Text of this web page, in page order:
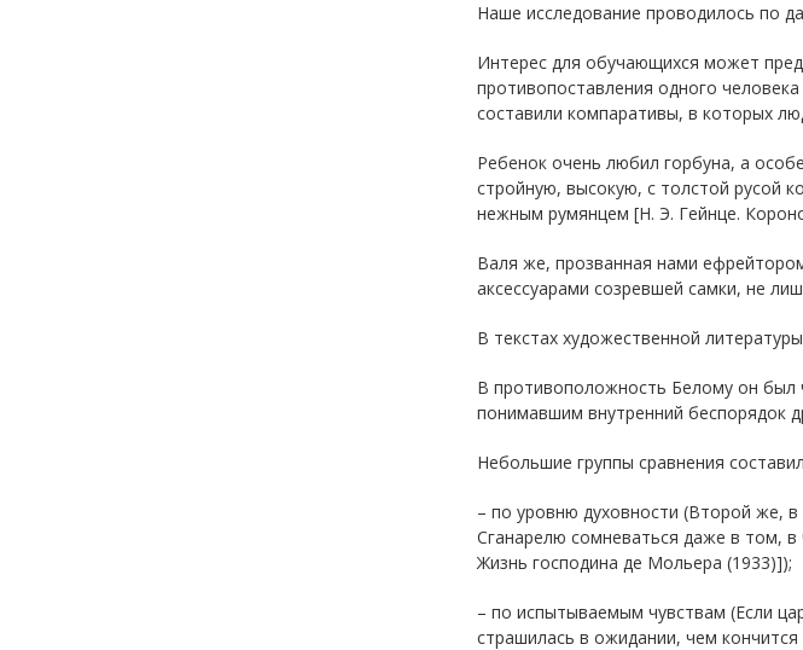
Наше исследование проводилось по
Интерес для обучающихся может
противопоставления одного
составили компаративы, в которых
Ребенок очень любил горбуна, а
стройную, высокую, с толстой русой
нежным румянцем [Н. Э. Гейнце.
Валя же, прозванная нами
аксессуарами созревшей самки, не
В текстах художественной
В противоположность Белому он был
понимавшим внутренний беспорядок
Небольшие группы сравнения
– по уровню духовности (Второй же,
Сганарелю сомневаться даже в том, в
Жизнь господина де Мольера (1933)]);
– по испытываемым чувствам (Если
страшилась в ожидании, чем